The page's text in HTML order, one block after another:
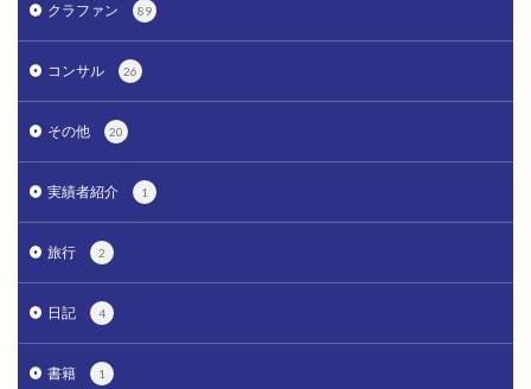
クラファン 89
コンサル 26
その他 20
実績者紹介 1
旅行 2
日記 4
書籍 1